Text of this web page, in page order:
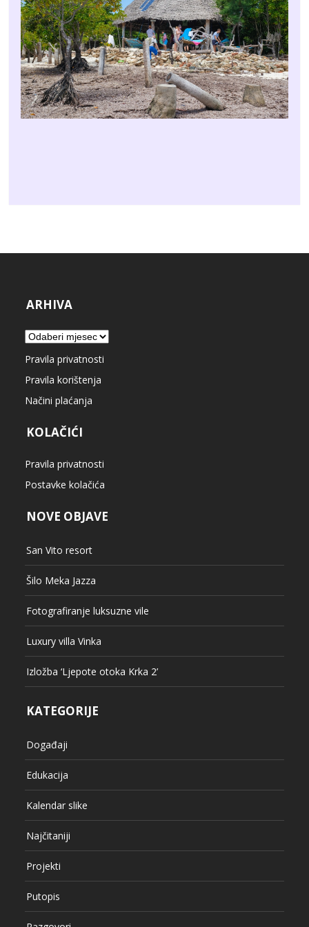
ARHIVA
Arhiva
Pravila privatnosti
Pravila korištenja
Načini plaćanja
KOLAČIĆI
Pravila privatnosti
Postavke kolačića
NOVE OBJAVE
San Vito resort
Šilo Meka Jazza
Fotografiranje luksuzne vile
Luxury villa Vinka
Izložba ‘Ljepote otoka Krka 2’
KATEGORIJE
Događaji
Edukacija
Kalendar slike
Najčitaniji
Projekti
Putopis